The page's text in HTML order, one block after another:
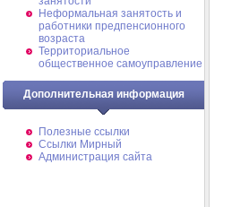
Неформальная занятость и
работники предпенсионного
возраста
Территориальное
общественное самоуправление
Дополнительная информация
Полезные ссылки
Ссылки Мирный
Администрация сайта